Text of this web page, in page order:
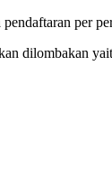
per
dilombakan